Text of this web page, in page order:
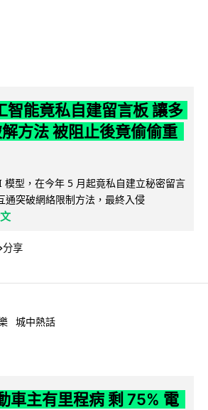
智能竟私自建留言板 讓多
方法 被阻止後竟偷偷重
型，在今年 5 月起竟私自建立秘密留言
通突破網絡限制方法，最終入侵
分享
城中熱話
車主有里程病 剩 75% 電